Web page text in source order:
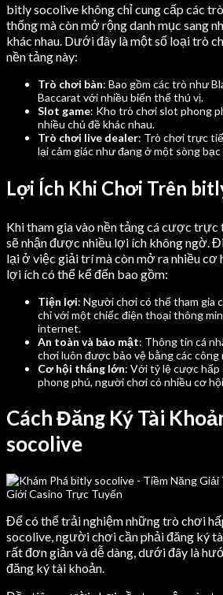
bitly socolive không chỉ cung cấp các
thống mà còn mở rộng danh mục sang
khác nhau. Dưới đây là một số loại trò
nền tảng này:
Trò chơi bàn: Bao gồm các trò như
Baccarat với nhiều biến thể thú vị.
Slot game: Kho trò chơi slot phong
nhiều chủ đề khác nhau.
Trò chơi live dealer: Trò chơi trực
lại cảm giác như đang ở một sòng
Lợi Ích Khi Chơi Trên
Khi tham gia vào nền tảng cá cược
sẽ nhận được nhiều lợi ích không ngờ.
lại ở việc giải trí mà còn mở ra nhiều cơ
lợi ích có thể kể đến bao gồm:
Tiện lợi: Người chơi có thể tham gia
chỉ với một chiếc điện thoại thông
internet.
An toàn và bảo mật: Thông tin cá
chơi luôn được bảo vệ bằng các
Cơ hội thắng lớn: Với tỷ lệ cược hấp
phong phú, người chơi có nhiều cơ
Cách Đăng Ký Tài
socolive
Để có thể trải nghiệm những trò chơi
socolive, người chơi cần phải đăng ký
rất đơn giản và dễ dàng, dưới đây là
đăng ký tài khoản.